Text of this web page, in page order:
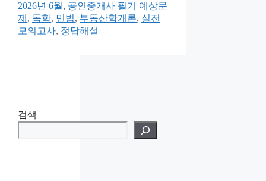
테
고
리
그
2026년 6월, 공인중개사 필기 예상문
제 , 독학, 민법, 부동산학개론, 실전
모의고사, 정답해설
검색